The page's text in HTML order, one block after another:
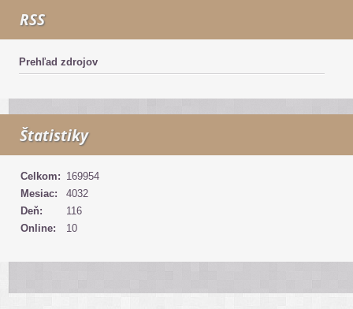
RSS
Prehľad zdrojov
Štatistiky
Online: 10
Celkom: 169954
Mesiac:
4032
Deň:
116